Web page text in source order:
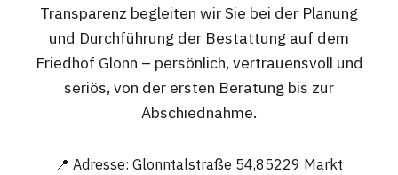
Transparenz begleiten wir Sie bei der Planung
und Durchführung der Bestattung auf dem
Friedhof Glonn – persönlich, vertrauensvoll und
seriös, von der ersten Beratung bis zur
Abschiednahme.
📍 Adresse: Glonntalstraße 54,85229 Markt